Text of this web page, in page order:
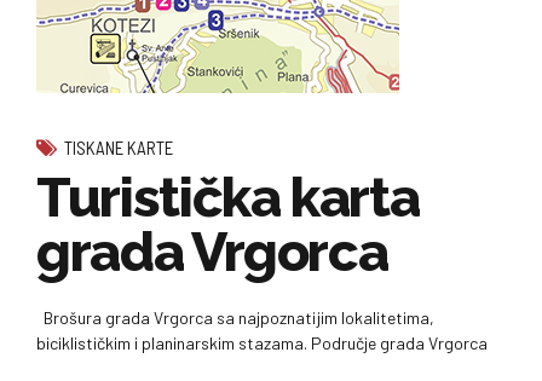
TISKANE KARTE
Turistička karta
grada Vrgorca
Brošura grada Vrgorca sa najpoznatijim lokalitetima,
biciklističkim i planinarskim stazama. Područje grada Vrgorca